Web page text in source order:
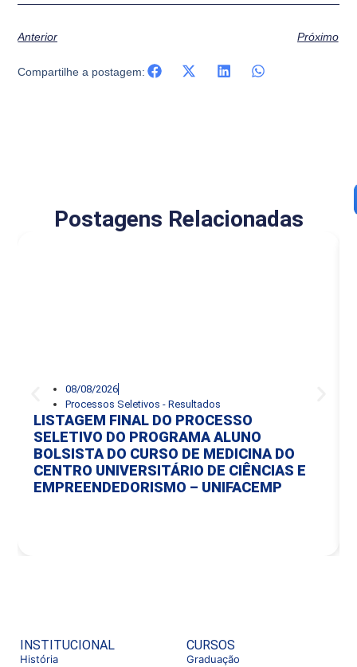
Anterior Próximo
Compartilhe a postagem:
Postagens Relacionadas
08/08/2026
Processos Seletivos - Resultados
LISTAGEM FINAL DO PROCESSO
SELETIVO DO PROGRAMA ALUNO
BOLSISTA DO CURSO DE MEDICINA DO
CENTRO UNIVERSITÁRIO DE CIÊNCIAS E
EMPREENDEDORISMO – UNIFACEMP
INSTITUCIONAL
História
CURSOS
Graduação